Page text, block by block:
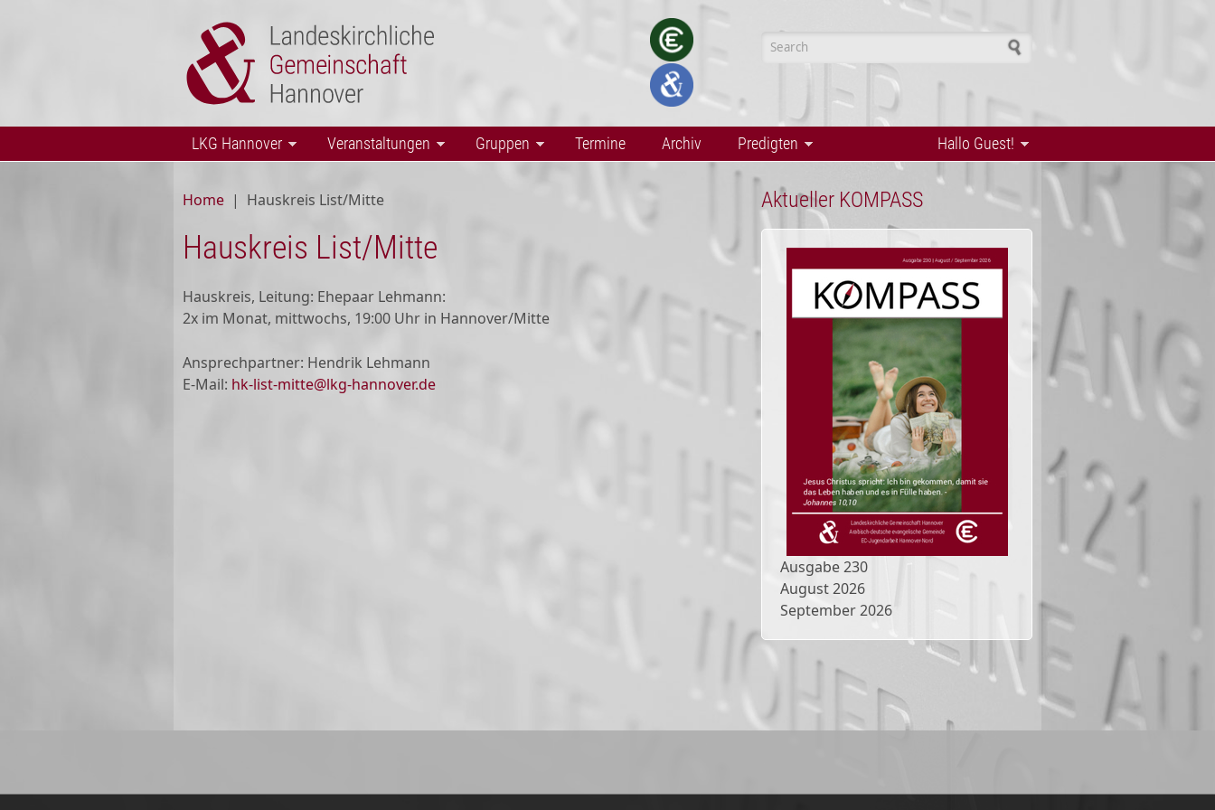
Search form
LKG Hannover Veranstaltungen Gruppen Termine Archiv Predigten Hallo Guest!
Home | Hauskreis List/Mitte
Hauskreis List/Mitte
Hauskreis, Leitung: Ehepaar Lehmann:
2x im Monat, mittwochs, 19:00 Uhr in Hannover/Mitte
Ansprechpartner: Hendrik Lehmann
E-Mail: hk-list-mitte@lkg-hannover.de
Aktueller KOMPASS
Ausgabe230
August 2026
September 2026